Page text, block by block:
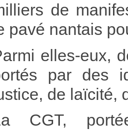
de
pavé nantais
elles-eux,
par des
de laïcité,
CGT,